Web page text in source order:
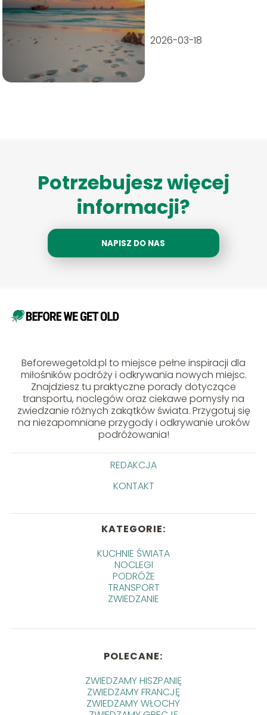
2026-03-18
Potrzebujesz więcej
informacji?
NAPISZ DO NAS
Beforewegetold.pl to miejsce pełne inspiracji dla
miłośników podróży i odkrywania nowych miejsc.
Znajdziesz tu praktyczne porady dotyczące
transportu, noclegów oraz ciekawe pomysły na
zwiedzanie różnych zakątków świata. Przygotuj się
na niezapomniane przygody i odkrywanie uroków
podróżowania!
REDAKCJA
KONTAKT
KATEGORIE:
KUCHNIE ŚWIATA
NOCLEGI
PODRÓŻE
TRANSPORT
ZWIEDZANIE
POLECANE:
ZWIEDZAMY HISZPANIĘ
ZWIEDZAMY FRANCJĘ
ZWIEDZAMY WŁOCHY